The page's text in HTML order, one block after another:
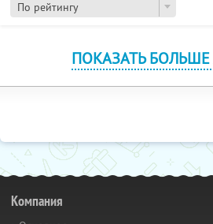
По рейтингу
ПОКАЗАТЬ
Компания